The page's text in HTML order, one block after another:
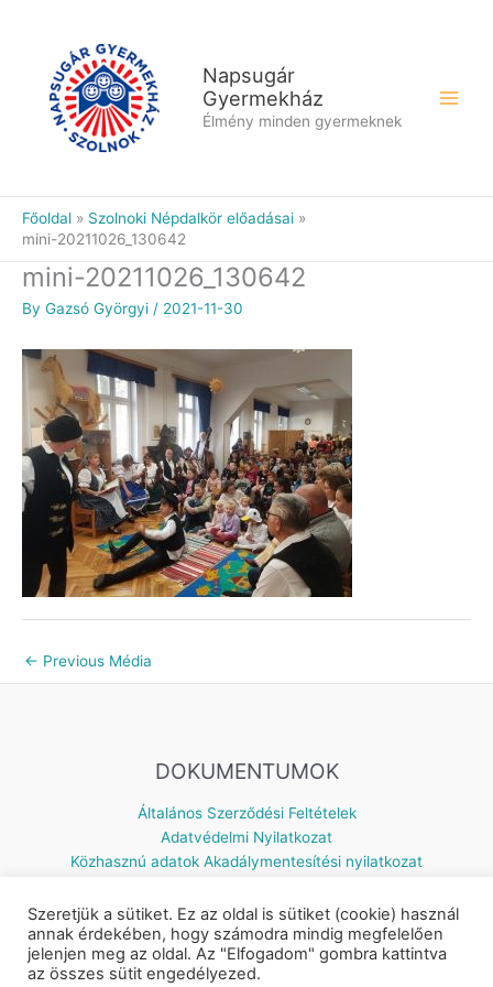
Napsugár
Gyermekház
Élmény minden gyermeknek
Főoldal
Szolnoki Népdalkör előadásai
mini-20211026_130642
mini-20211026_130642
By Gazsó Györgyi / 2021-11-30
← Previous Média
DOKUMENTUMOK
Általános Szerződési Feltételek
Adatvédelmi Nyilatkozat
Közhasznú adatok Akadálymentesítési nyilatkozat
Készítette: © 2026 Napsugár Gyermekház | Powered by
Szeretjük a sütiket. Ez az oldal is sütiket (cookie) használ
annak érdekében, hogy számodra mindig megfelelően
jelenjen meg az oldal. Az "Elfogadom" gombra kattintva
az összes sütit engedélyezed.